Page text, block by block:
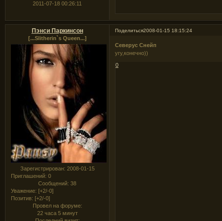
2011-07-18 00:26:11
Поделиться2008-01-15 18:15:24
Пэнси Паркинсон
[...Slitherin`s Queen...]
Зарегистрирован: 2008-01-15
Приглашений: 0
Сообщений: 38
Уважение: [+2/-0]
Позитив: [+2/-0]
Провел на форуме:
22 часа 5 минут
Северус Снейп
угу,конечно))
0